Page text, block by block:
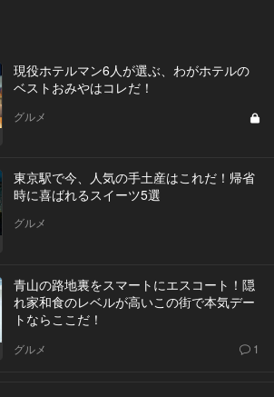
現役ホテルマン6人が選ぶ、わがホテルの
ベストおみやはコレだ！
グルメ
東京駅で今、人気の手土産はこれだ！帰省
時に喜ばれるスイーツ5選
グルメ
青山の路地裏をスマートにエスコート！隠
れ家和食のレベルが高いこの街で本気デー
トならここだ！
グルメ 1